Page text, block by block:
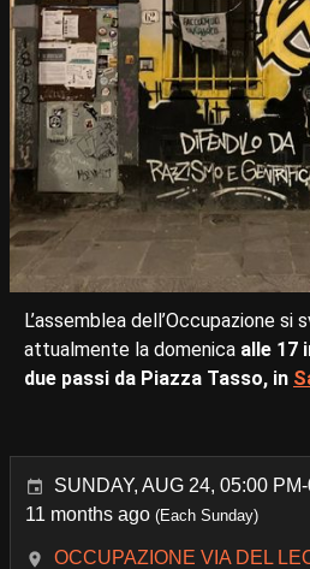
L’assemblea dell’Occupazione si
attualmente la domenica alle 17
due passi da Piazza Tasso, in
SUNDAY, AUG 24, 05:00
11 months ago (Each Sunday)
OCCUPAZIONE VIA DEL